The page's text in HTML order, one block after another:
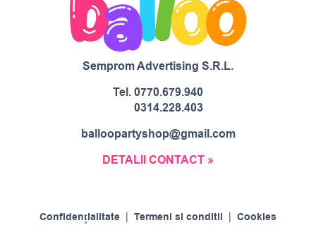
Semprom Advertising S.R.L.
Tel.0770.679.940
0314.228.403
balloopartyshop@gmail.com
DETALII CONTACT »
Confidențialitate | Termeni si conditii | Cookies